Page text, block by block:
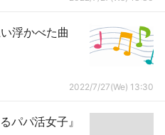
浮かべた曲
2022/7/27(We) 13:30
パパ活女子』